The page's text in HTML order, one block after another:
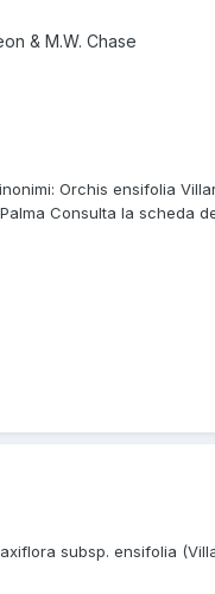
& M.W. Chase
Orchis ensifolia
Consulta la scheda
subsp. ensifolia